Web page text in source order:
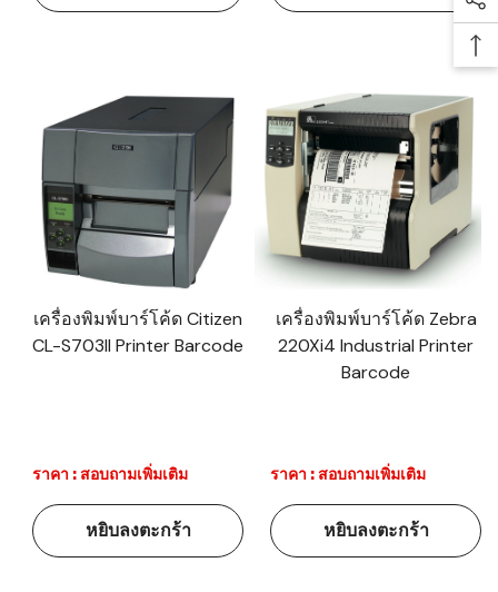
เครื่องพิมพ์บาร์โค้ด Citizen
CL-S703II Printer Barcode
ราคา : สอบถามเพิ่มเติม
หยิบลงตะกร้า
เครื่องพิมพ์บาร์โค้ด Zebra
220Xi4 Industrial Printer
Barcode
ราคา : สอบถามเพิ่มเติม
หยิบลงตะกร้า